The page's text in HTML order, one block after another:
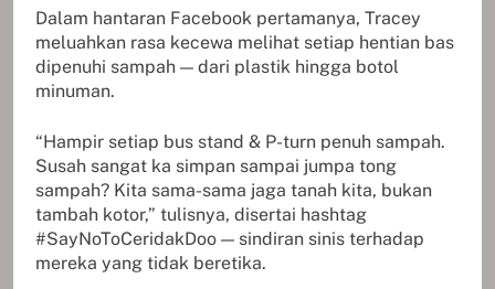
Dalam hantaran Facebook pertamanya, Tracey
meluahkan rasa kecewa melihat setiap hentian bas
dipenuhi sampah — dari plastik hingga botol
minuman.
“Hampir setiap bus stand & P-turn penuh sampah.
Susah sangat ka simpan sampai jumpa tong
sampah? Kita sama-sama jaga tanah kita, bukan
tambah kotor,” tulisnya, disertai hashtag
#SayNoToCeridakDoo — sindiran sinis terhadap
mereka yang tidak beretika.